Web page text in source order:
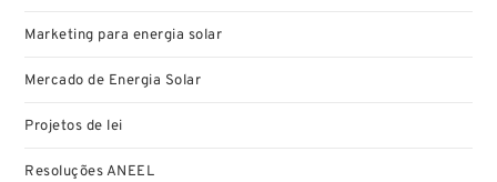
Marketing para energia solar
Mercado de Energia Solar
Projetos de lei
Resoluções ANEEL